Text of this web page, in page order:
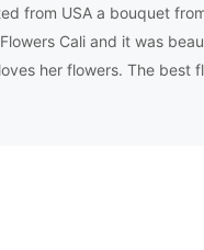
from USA a bouquet
Cali and it was
her flowers. The best